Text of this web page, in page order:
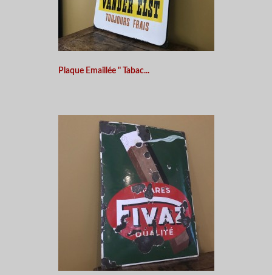
Plaque Emaillée " Tabac...